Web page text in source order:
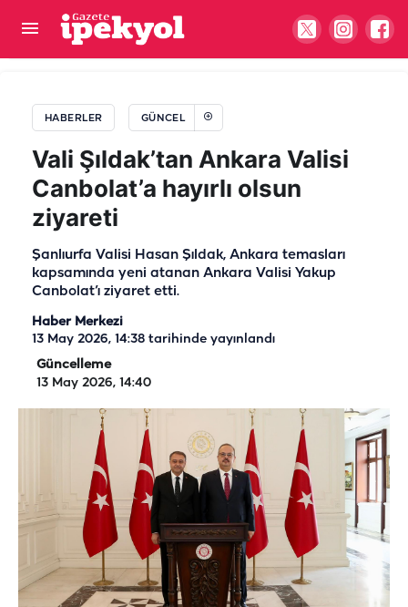
HABERLER GÜNCEL
Vali Şıldak’tan Ankara Valisi
Canbolat’a hayırlı olsun
ziyareti
Şanlıurfa Valisi Hasan Şıldak, Ankara temasları
kapsamında yeni atanan Ankara Valisi Yakup
Canbolat’ı ziyaret etti.
Haber Merkezi
13 May 2026, 14:38 tarihinde yayınlandı
Güncelleme
13 May 2026, 14:40
Şanlıurfa’da okullarda yeni dönem! 30 bin